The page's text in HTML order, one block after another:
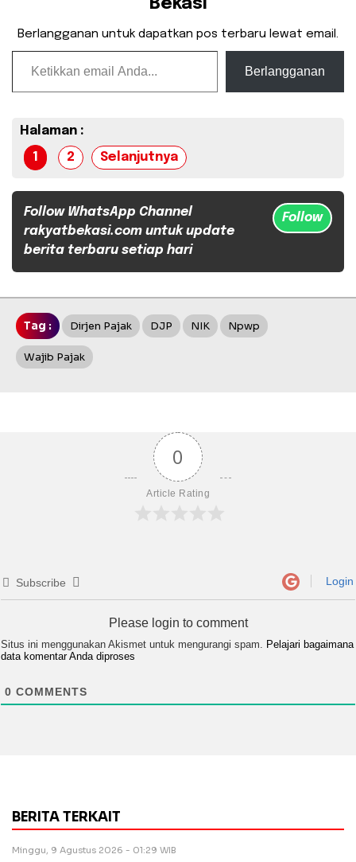
Bekasi
Berlangganan untuk dapatkan pos terbaru lewat email.
Ketikkan email Anda...
Berlangganan
Halaman :
1
2 Selanjutnya
Follow WhatsApp Channel
rakyatbekasi.com untuk update
berita terbaru setiap hari
Follow
Tag : Dirjen Pajak DJP NIK Npwp
Wajib Pajak
0
Article Rating
Subscribe Login
Please login to comment
Situs ini menggunakan Akismet untuk mengurangi spam. Pelajari bagaimana
data komentar Anda diproses
0 COMMENTS
BERITA TERKAIT
Minggu, 9 Agustus 2026 - 01:29 WIB